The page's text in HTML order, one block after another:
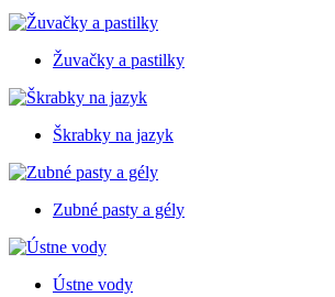
Žuvačky a pastilky
Škrabky na jazyk
Zubné pasty a gély
Ústne vody